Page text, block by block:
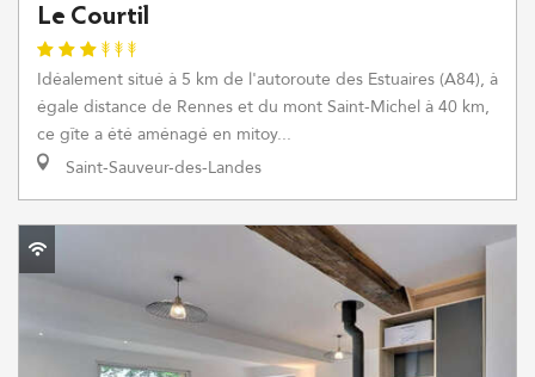
Le Courtil
Idéalement situé à 5 km de l'autoroute des Estuaires (A84), à
égale distance de Rennes et du mont Saint-Michel à 40 km,
ce gîte a été aménagé en mitoy...
Saint-Sauveur-des-Landes